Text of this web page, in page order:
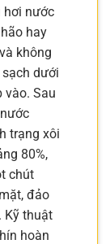
hơi nước
hay
không
dưới
vào. Sau
trạng xôi
80%,
chút
đảo
Kỹ thuật
hoàn